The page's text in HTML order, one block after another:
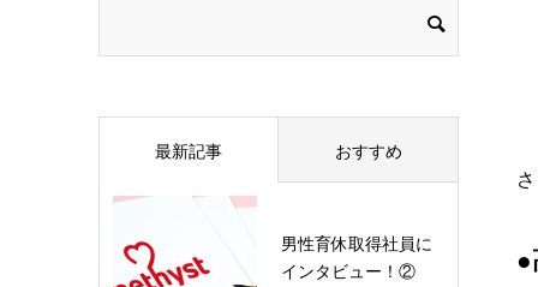
●
最新記事 おすすめ
男性育休取得社員に
インタビュー！②